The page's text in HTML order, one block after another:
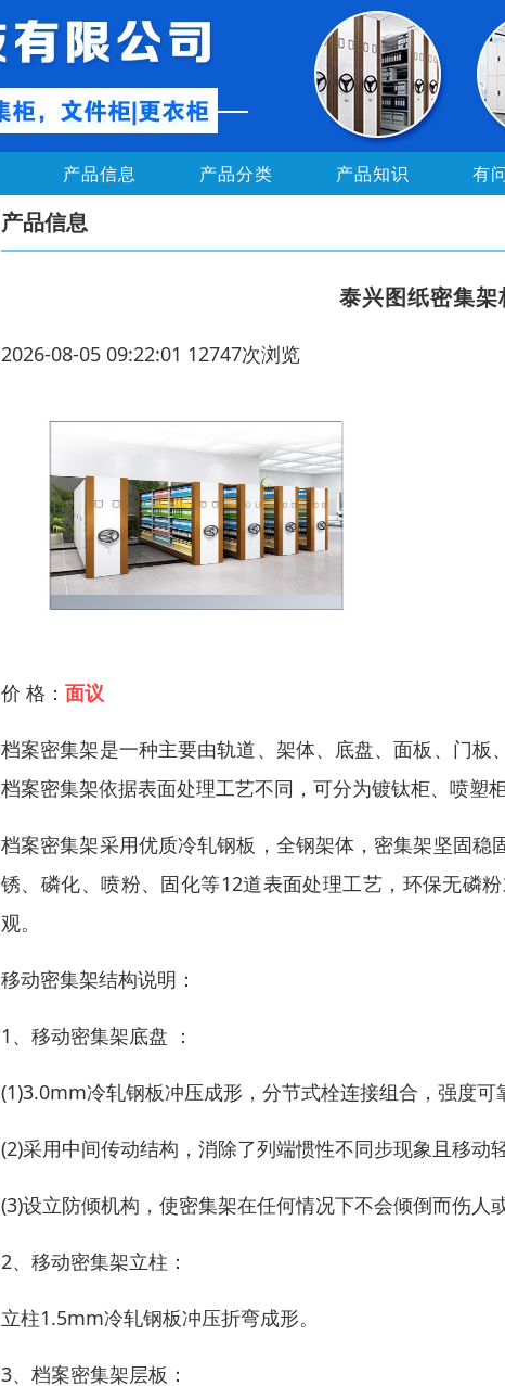
产品信息 产品分类 产品知识 有
产品信息
泰兴图纸密集
2026-08-05 09:22:01 12747次浏览
价 格： 面议
档案密集架是一种主要由轨道、架体、底盘、面板、门
档案密集架依据表面处理工艺不同，可分为镀钛柜、喷塑
档案密集架采用优质冷轧钢板，全钢架体，密集架坚固
锈、磷化、喷粉、固化等12道表面处理工艺，环保无磷
观。
移动密集架结构说明：
1、移动密集架底盘 ：
(1)3.0mm冷轧钢板冲压成形，分节式栓连接组合，强度可
(2)采用中间传动结构，消除了列端惯性不同步现象且移动
(3)设立防倾机构，使密集架在任何情况下不会倾倒而伤人
2、移动密集架立柱：
立柱1.5mm冷轧钢板冲压折弯成形。
3、档案密集架层板：